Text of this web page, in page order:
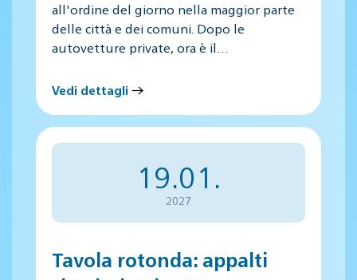
all'ordine del giorno nella maggior parte
delle città e dei comuni. Dopo le
autovetture private, ora è il…
Vedi dettagli
19.01.
2027
Tavola rotonda: appalti